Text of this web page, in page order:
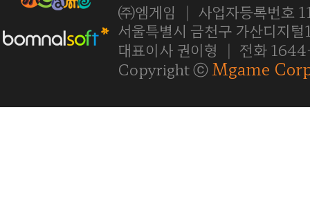
㈜엠게임 | 사업자등록번호
서울특별시 금천구 가산디지
대표이사 권이형 | 전화
Copyright ⓒMgame